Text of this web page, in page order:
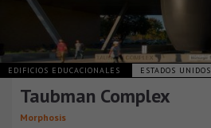
EDIFICIOS EDUCACIONALES ESTADOS UNIDOS
Taubman Complex
Morphosis